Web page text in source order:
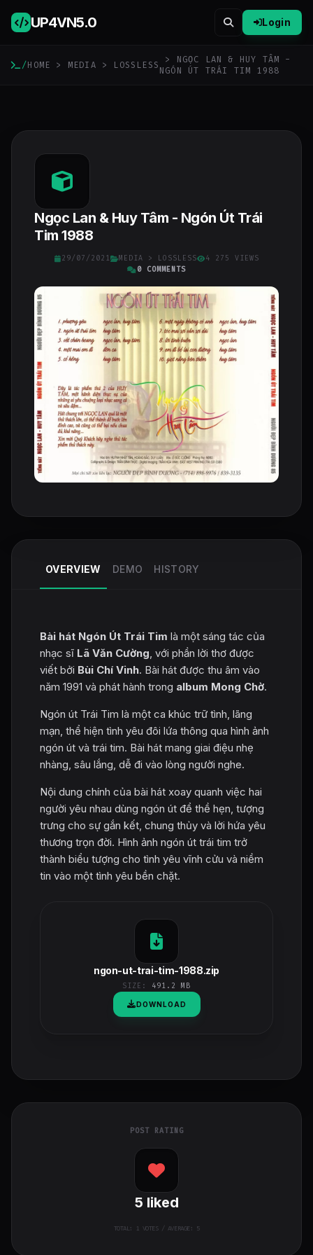
UP4VN5.0 Login
/HOME > MEDIA > LOSSLESS
> NGỌC LAN & HUY TÂM -
NGÓN ÚT TRÁI TIM 1988
Ngọc Lan & Huy Tâm - Ngón Út Trái
Tim 1988
29/07/2021 MEDIA > LOSSLESS
4 275 VIEWS
0 COMMENTS
OVERVIEW DEMO HISTORY
Bài hát Ngón Út Trái Tim là một sáng tác của
nhạc sĩ Lã Văn Cường, với phần lời thơ được
viết bởi Bùi Chí Vinh. Bài hát được thu âm vào
năm 1991 và phát hành trong album Mong Chờ.
Ngón út Trái Tim là một ca khúc trữ tình, lãng
mạn, thể hiện tình yêu đôi lứa thông qua hình ảnh
ngón út và trái tim. Bài hát mang giai điệu nhẹ
nhàng, sâu lắng, dễ đi vào lòng người nghe.
Nội dung chính của bài hát xoay quanh việc hai
người yêu nhau dùng ngón út để thề hẹn, tượng
trưng cho sự gắn kết, chung thủy và lời hứa yêu
thương trọn đời. Hình ảnh ngón út trái tim trở
thành biểu tượng cho tình yêu vĩnh cửu và niềm
tin vào một tình yêu bền chặt.
ngon-ut-trai-tim-1988.zip
SIZE: 491.2 MB
DOWNLOAD
POST RATING
5 liked
TOTAL: 1VOTES / AVERAGE: 5